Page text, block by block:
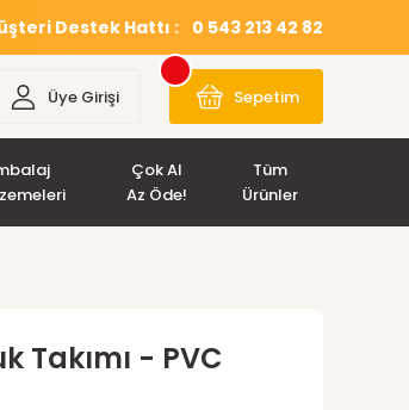
Destek Hattı : 0 543 213 42 82
Üye Girişi Sepetim
Çok Al
Az Öde!
Tüm
Ürünler
Takımı - PVC